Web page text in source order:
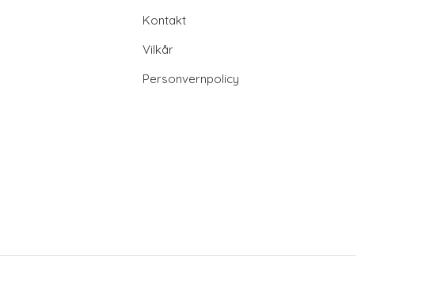
Kontakt
Vilkår
Personvernpolicy